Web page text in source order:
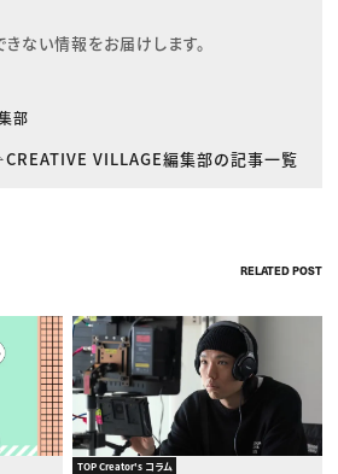
ない情報をお届けします。
部
CREATIVE VILLAGE編集部の記事一覧
RELATED POST
TOP Creator's コラム